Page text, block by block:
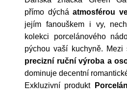
přímo dýcháatmosférou
jejím fanouškem i vy,
kolekci porcelánového
pýchou vaší kuchyně. Mezi
precizní ruční výroba a
dominuje decentní
Exkluzivní produkt